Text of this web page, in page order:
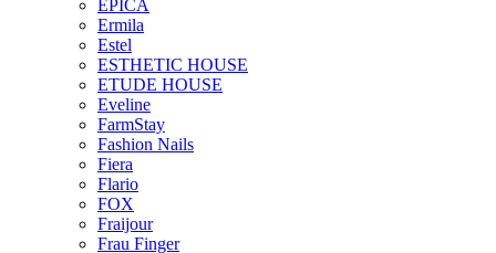
EPICA
Ermila
Estel
ESTHETIC HOUSE
ETUDE HOUSE
Eveline
FarmStay
Fashion Nails
Fiera
Flario
FOX
Fraijour
Frau Finger